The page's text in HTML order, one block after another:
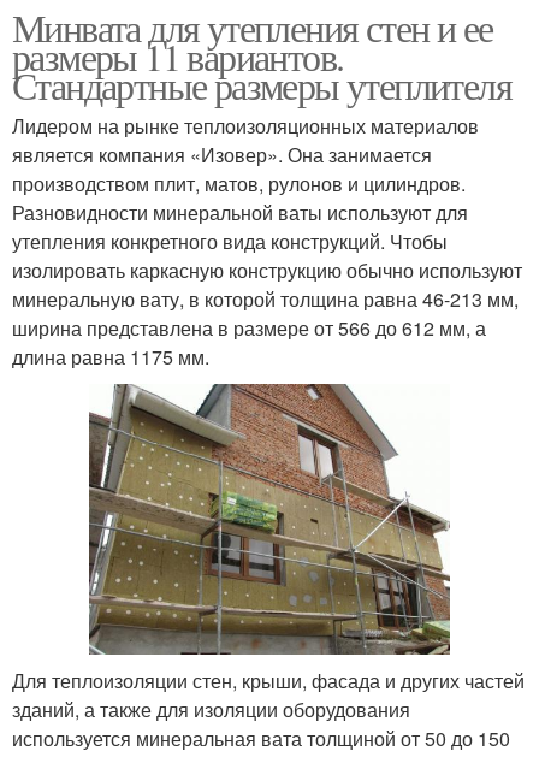
Минвата для утепления стен и ее
размеры 11 вариантов.
Стандартные размеры утеплителя
Лидером на рынке теплоизоляционных материалов
является компания «Изовер». Она занимается
производством плит, матов, рулонов и цилиндров.
Разновидности минеральной ваты используют для
утепления конкретного вида конструкций. Чтобы
изолировать каркасную конструкцию обычно используют
минеральную вату, в которой толщина равна 46-213 мм,
ширина представлена в размере от 566 до 612 мм, а
длина равна 1175 мм.
Для теплоизоляции стен, крыши, фасада и других частей
зданий, а также для изоляции оборудования
используется минеральная вата толщиной от 50 до 150